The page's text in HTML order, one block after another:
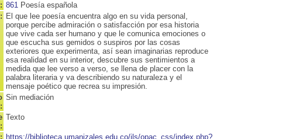
861 Poesía española
El que lee poesía encuentra algo en su vida personal,
porque percibe admiración o satisfacción por esa historia
que vive cada ser humano y que le comunica emociones o
que escucha sus gemidos o suspiros por las cosas
exteriores que experimenta, así sean imaginarias reproduce
esa realidad en su interior, descubre sus sentimientos a
medida que lee verso a verso, se llena de placer con la
palabra literaria y va describiendo su naturaleza y el
mensaje poético que recrea su impresión.
:
Sin mediación
Texto
https://biblioteca.umanizales.edu.co/ils/opac_css/index.php?